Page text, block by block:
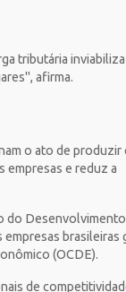
tributária inviabiliza
afirma.
o ato de produzir
empresas e reduz a
do
brasileiras
(OCDE).
de